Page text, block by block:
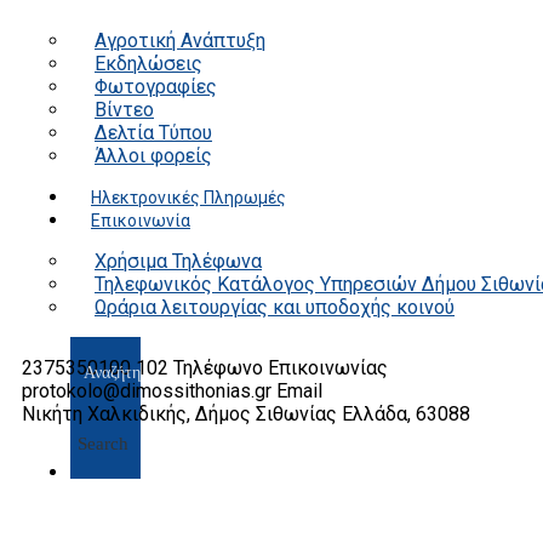
Αγροτική Ανάπτυξη
Εκδηλώσεις
Φωτογραφίες
Βίντεο
Δελτία Τύπου
Άλλοι φορείς
Ηλεκτρονικές Πληρωμές
Επικοινωνία
Χρήσιμα Τηλέφωνα
Τηλεφωνικός Κατάλογος Υπηρεσιών Δήμου
Ωράρια λειτουργίας και υποδοχής κοινού
Search
2375350100 102 Τηλέφωνο Επικοινωνίας
protokolo@dimossithonias.gr Email
Νικήτη Χαλκιδικής, Δήμος Σιθωνίας Ελλάδα, 63088